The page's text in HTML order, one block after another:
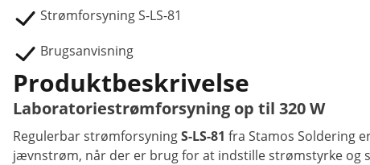
Strømforsyning S-LS-81
Brugsanvisning
Produktbeskrivelse
Laboratoriestrømforsyning op til 320 W
Regulerbar strømforsyningS-LS-81 fra Stamos Soldering
jævnstrøm, når der er brug for at indstille strømstyrke